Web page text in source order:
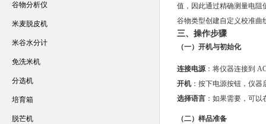
值，因此通过精确测量电阻
谷物类型创建自定义校准曲
三、操作步骤
（一）开机与初始化
连接电源：将仪器连接到
开机：按下电源按钮，仪器
选择语言：如果需要，可以
（二）样品准备
谷物分析仪
米麦脱皮机
米谷水分计
免洗米机
分选机
培育箱
脱芒机